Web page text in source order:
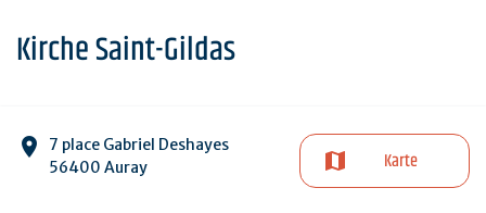
Kirche Saint-Gildas
7 place Gabriel Deshayes
56400 Auray
Karte